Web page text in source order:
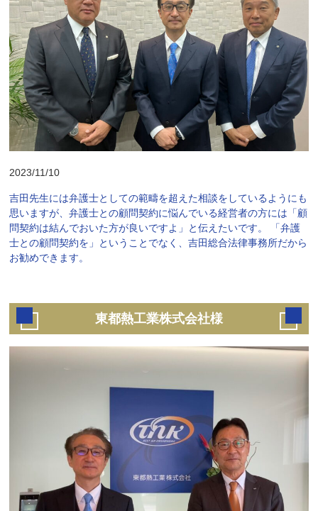
2023/11/10
吉田先生には弁護士としての範疇を超えた相談をしているようにも
思いますが、弁護士との顧問契約に悩んでいる経営者の方には「顧
問契約は結んでおいた方が良いですよ」と伝えたいです。 「弁護
士との顧問契約を」ということでなく、吉田総合法律事務所だから
お勧めできます。
東都熱工業株式会社様